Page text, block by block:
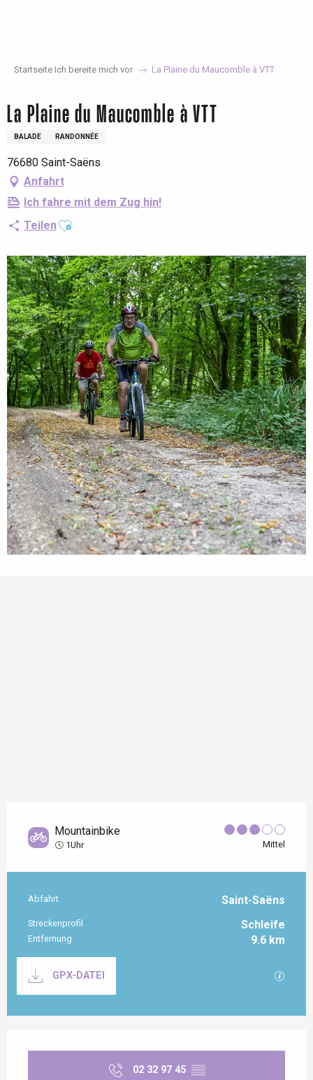
Startseite Ich bereite mich vor La Plaine du Maucomble à VTT
La Plaine du Maucomble à VTT
BALADE RANDONNÉE
76680 Saint-Saëns
Anfahrt
Ich fahre mit dem Zug hin!
TeilenAjouter aux favoris
Mountainbike
1Uhr Mittel
Praktische Informationen
Abfahrt Saint-Saëns
Streckenprofil Schleife
Entfernung 9.6 km
GPX-DATEI Mit
02 32 97 45 ▒▒